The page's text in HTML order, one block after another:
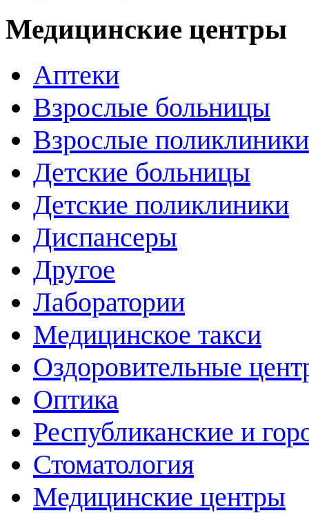
Медицинские центры
Аптеки
Взрослые больницы
Взрослые поликлиники
Детские больницы
Детские поликлиники
Диспансеры
Другое
Лаборатории
Медицинское такси
Оздоровительные
Оптика
Республиканские и
Стоматология
Медицинские центры